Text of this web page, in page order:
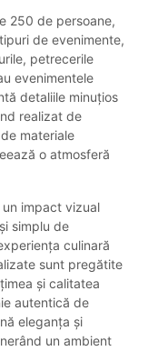
250 de persoane,
de evenimente,
petrecerile
evenimentele
detaliile minuțios
realizat de
materiale
o atmosferă
un impact vizual
simplu de
culinară
sunt pregătite
și calitatea
autentică de
eleganța și
un ambient